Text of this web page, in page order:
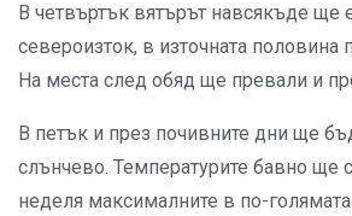
В четвъртък вятърът навсякъде ще
североизток, в източната
На места след обяд ще превали и
В петък и през почивните дни ще
слънчево. Температурите бавно ще
неделя максималните в по-голямата